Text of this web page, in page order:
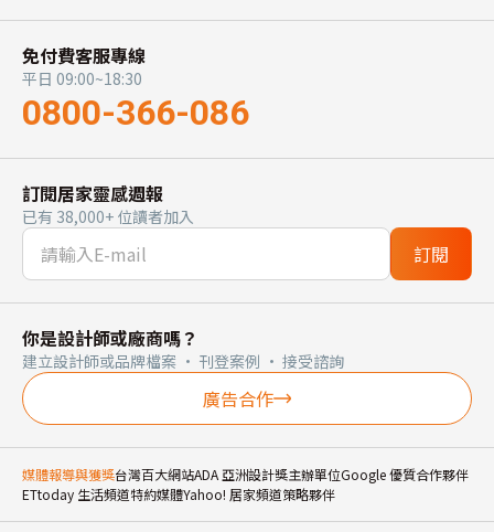
免付費客服專線
平日 09:00~18:30
0800-366-086
訂閱居家靈感週報
已有 38,000+ 位讀者加入
訂閱
你是設計師或廠商嗎？
建立設計師或品牌檔案 · 刊登案例 · 接受諮詢
廣告合作
媒體報導與獲獎台灣百大網站ADA 亞洲設計獎主辦單位Google 優質合作夥伴
ETtoday 生活頻道特約媒體Yahoo! 居家頻道策略夥伴